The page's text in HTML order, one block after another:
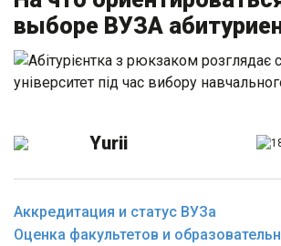
выборе ВУЗА
Yurii
Аккредитация и статус ВУЗа
Оценка факультетов и